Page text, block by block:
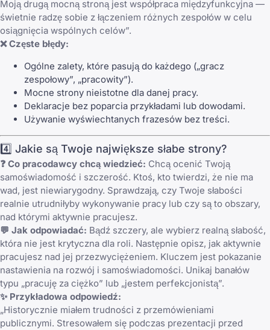
Moją drugą mocną stroną jest współpraca międzyfunkcyjna —
świetnie radzę sobie z łączeniem różnych zespołów w celu
osiągnięcia wspólnych celów”.
❌ Częste błędy:
Ogólne zalety, które pasują do każdego („gracz
zespołowy”, „pracowity”).
Mocne strony nieistotne dla danej pracy.
Deklaracje bez poparcia przykładami lub dowodami.
Używanie wyświechtanych frazesów bez treści.
4️⃣ Jakie są Twoje największe słabe strony?
❓ Co pracodawcy chcą wiedzieć: Chcą ocenić Twoją
samoświadomość i szczerość. Ktoś, kto twierdzi, że nie ma
wad, jest niewiarygodny. Sprawdzają, czy Twoje słabości
realnie utrudniłyby wykonywanie pracy lub czy są to obszary,
nad którymi aktywnie pracujesz.
💬 Jak odpowiadać: Bądź szczery, ale wybierz realną słabość,
która nie jest krytyczna dla roli. Następnie opisz, jak aktywnie
pracujesz nad jej przezwyciężeniem. Kluczem jest pokazanie
nastawienia na rozwój i samoświadomości. Unikaj banałów
typu „pracuję za ciężko” lub „jestem perfekcjonistą”.
✨ Przykładowa odpowiedź:
„Historycznie miałem trudności z przemówieniami
publicznymi. Stresowałem się podczas prezentacji przed